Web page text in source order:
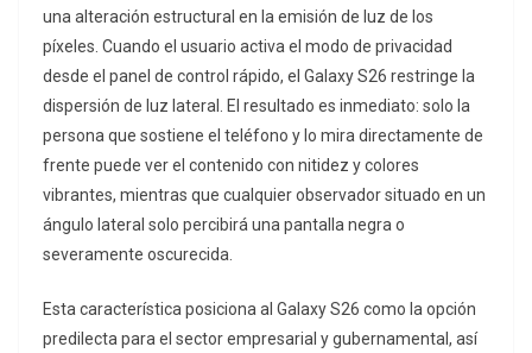
una alteración estructural en la emisión de luz de los
píxeles. Cuando el usuario activa el modo de privacidad
desde el panel de control rápido, el Galaxy S26 restringe la
dispersión de luz lateral. El resultado es inmediato: solo la
persona que sostiene el teléfono y lo mira directamente de
frente puede ver el contenido con nitidez y colores
vibrantes, mientras que cualquier observador situado en un
ángulo lateral solo percibirá una pantalla negra o
severamente oscurecida.
Esta característica posiciona al Galaxy S26 como la opción
predilecta para el sector empresarial y gubernamental, así